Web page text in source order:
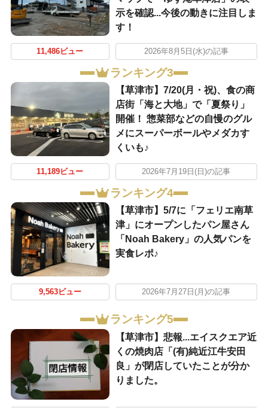
示を確認...今後の動きに注目しま
す！
11,486ビュー 2026年8月5日(水)の記事
ランキング3
【草津市】7/20(月・祝)、食の商
店街「海と大地」で「夏祭り」
開催！ 惣菜部などの自慢のグル
メにスーパーボールやメダカす
くいも♪
11,189ビュー 2026年7月19日(日)の記事
ランキング4
【草津市】5/7に「フェリエ南草
津」にオープンしたパン屋さん
「Noah Bakery」の人気パンを
実食レポ♪
9,563ビュー 2026年7月27日(月)の記事
ランキング5
【草津市】悲報...エイスクエア近
くの焼肉店「(有)純近江牛安田
良」が閉店していたことが分か
りました。